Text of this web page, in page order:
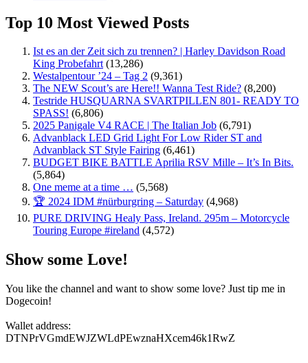
Top 10 Most Viewed Posts
Ist es an der Zeit sich zu trennen? | Harley Davidson Road
King Probefahrt (13,286)
Westalpentour ’24 – Tag 2 (9,361)
The NEW Scout’s are Here!! Wanna Test Ride? (8,200)
Testride HUSQUARNA SVARTPILLEN 801- READY TO
SPASS! (6,806)
2025 Panigale V4 RACE | The Italian Job (6,791)
Advanblack LED Grid Light For Low Rider ST and
Advanblack ST Style Fairing (6,461)
BUDGET BIKE BATTLE Aprilia RSV Mille – It’s In Bits.
(5,864)
One meme at a time … (5,568)
🏆 2024 IDM #nürburgring – Saturday (4,968)
PURE DRIVING Healy Pass, Ireland. 295m – Motorcycle
Touring Europe #ireland (4,572)
Show some Love!
You like the channel and want to show some love? Just tip me in
Dogecoin!
Wallet address:
DTNPrVGmdEWJZWLdPEwznaHXcem46k1RwZ